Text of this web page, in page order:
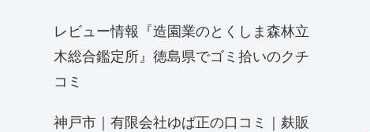
レビュー情報『造園業のとくしま森林立
木総合鑑定所』徳島県でゴミ拾いのクチ
コミ
神戸市｜有限会社ゆば正の口コミ｜麸販